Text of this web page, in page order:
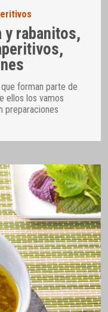
y rabanitos,
forman parte de
ellos los vamos
preparaciones